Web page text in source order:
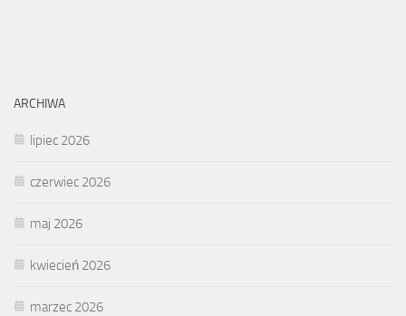
ARCHIWA
lipiec 2026
czerwiec 2026
maj 2026
kwiecień 2026
marzec 2026